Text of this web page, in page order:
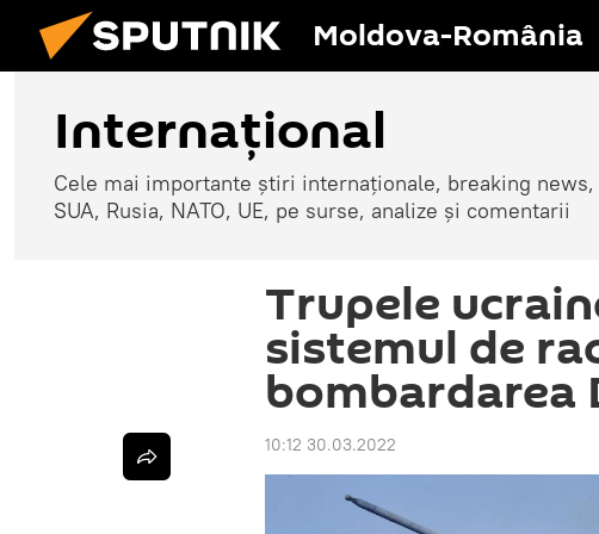
Moldova-România
Internaţional
Cele mai importante știri internaționale, breaking
SUA, Rusia, NATO, UE, pe surse, analize și comentarii
Trupele
sistemul de
bombardarea
10:12 30.03.2022